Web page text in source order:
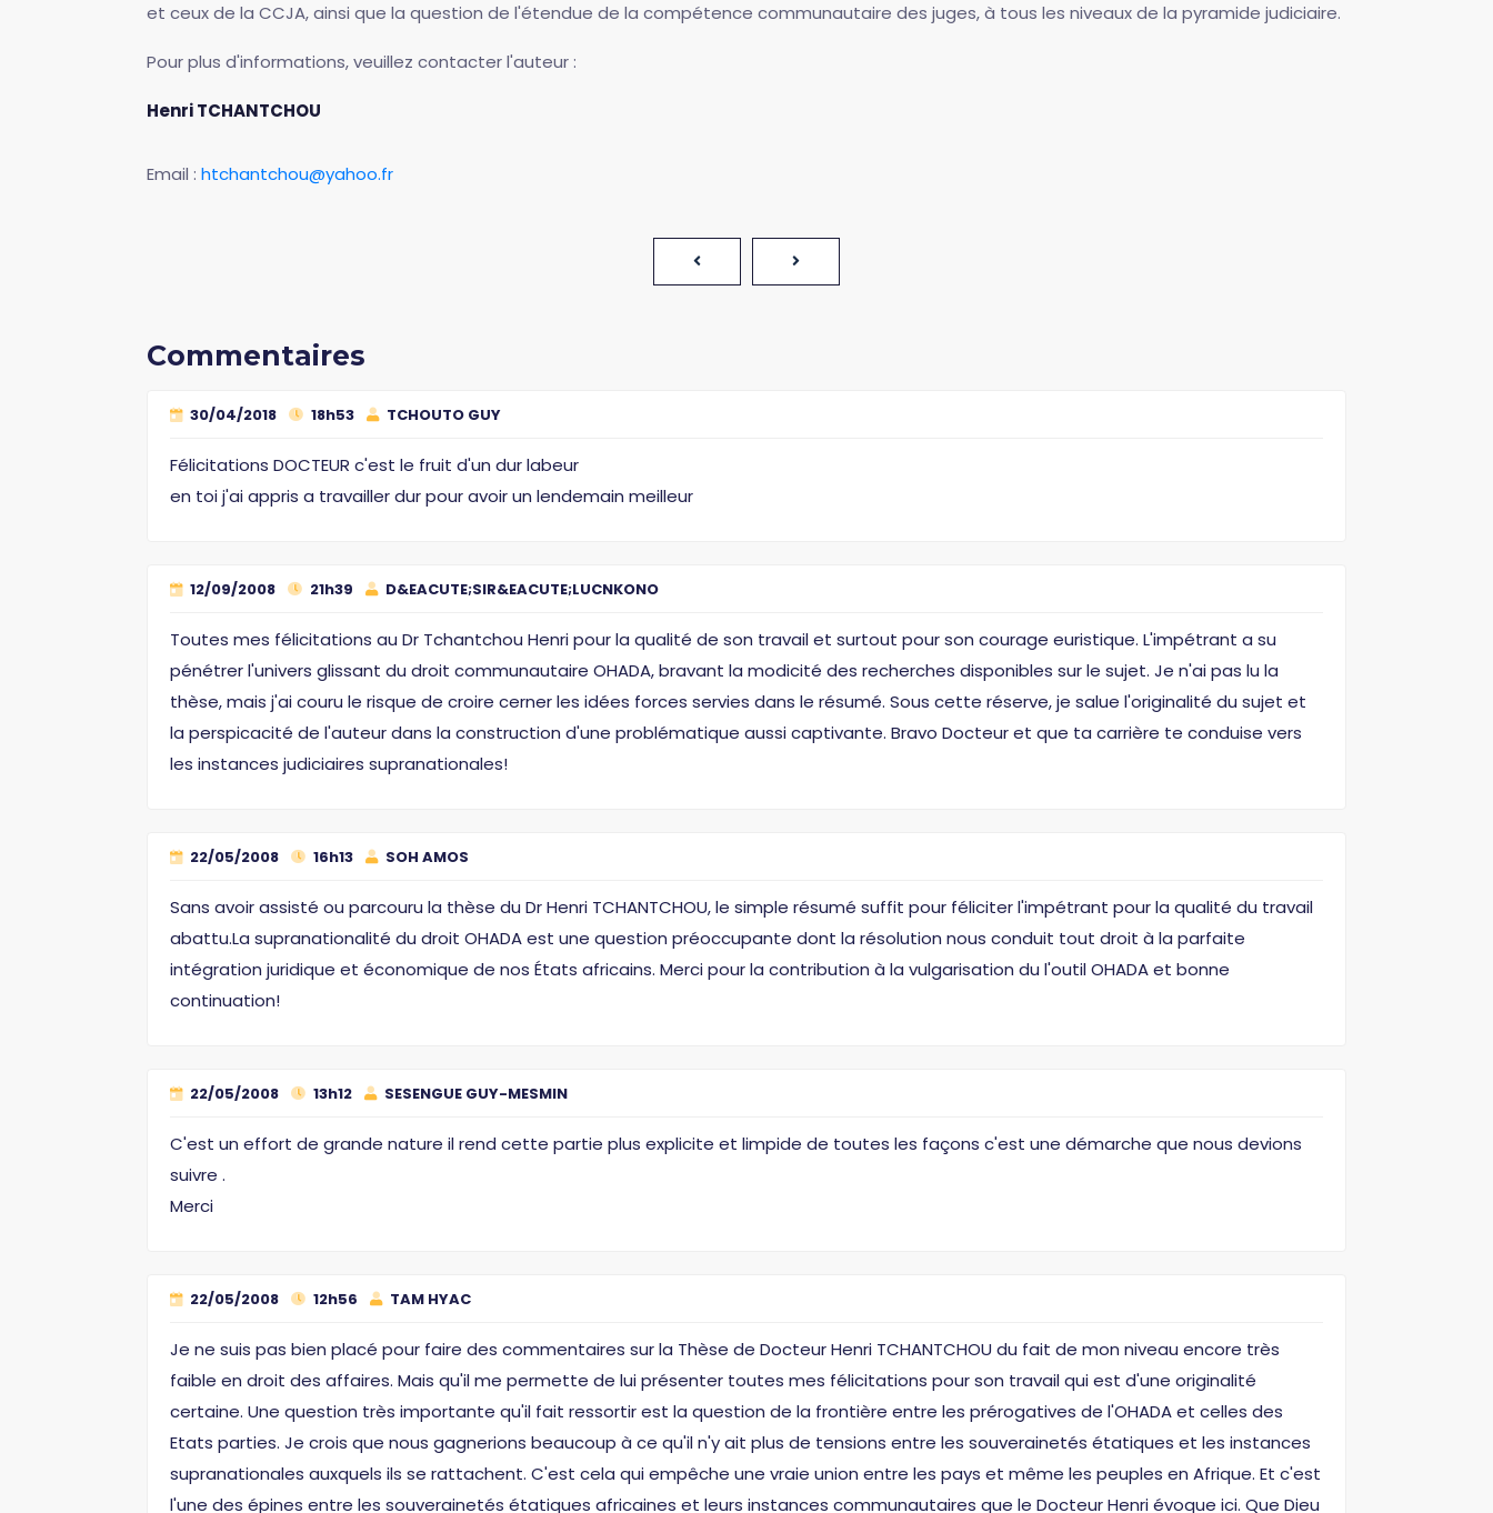
et ceux de la CCJA, ainsi que la question de l'étendue de la compétence communautaire des juges, à tous les niveaux de la pyramide judiciaire.
Pour plus d'informations, veuillez contacter l'auteur :
Henri TCHANTCHOU
Email : htchantchou@yahoo.fr
Commentaires
30/04/2018 18h53 TCHOUTO GUY
Félicitations DOCTEUR c'est le fruit d'un dur labeur
en toi j'ai appris a travailler dur pour avoir un lendemain meilleur
12/09/2008 21h39 D&EACUTE;SIR&EACUTE;LUCNKONO
Toutes mes félicitations au Dr Tchantchou Henri pour la qualité de son travail et surtout pour son courage euristique. L'impétrant a su
pénétrer l'univers glissant du droit communautaire OHADA, bravant la modicité des recherches disponibles sur le sujet. Je n'ai pas lu la
thèse, mais j'ai couru le risque de croire cerner les idées forces servies dans le résumé. Sous cette réserve, je salue l'originalité du sujet et
la perspicacité de l'auteur dans la construction d'une problématique aussi captivante. Bravo Docteur et que ta carrière te conduise vers
les instances judiciaires supranationales!
22/05/2008 16h13 SOH AMOS
Sans avoir assisté ou parcouru la thèse du Dr Henri TCHANTCHOU, le simple résumé suffit pour féliciter l'impétrant pour la qualité du travail
abattu.La supranationalité du droit OHADA est une question préoccupante dont la résolution nous conduit tout droit à la parfaite
intégration juridique et économique de nos États africains. Merci pour la contribution à la vulgarisation du l'outil OHADA et bonne
continuation!
22/05/2008 13h12 SESENGUE GUY-MESMIN
C'est un effort de grande nature il rend cette partie plus explicite et limpide de toutes les façons c'est une démarche que nous devions
suivre .
Merci
22/05/2008 12h56 TAM HYAC
Je ne suis pas bien placé pour faire des commentaires sur la Thèse de Docteur Henri TCHANTCHOU du fait de mon niveau encore très
faible en droit des affaires. Mais qu'il me permette de lui présenter toutes mes félicitations pour son travail qui est d'une originalité
certaine. Une question très importante qu'il fait ressortir est la question de la frontière entre les prérogatives de l'OHADA et celles des
Etats parties. Je crois que nous gagnerions beaucoup à ce qu'il n'y ait plus de tensions entre les souverainetés étatiques et les instances
supranationales auxquels ils se rattachent. C'est cela qui empêche une vraie union entre les pays et même les peuples en Afrique. Et c'est
l'une des épines entre les souverainetés étatiques africaines et leurs instances communautaires que le Docteur Henri évoque ici. Que Dieu